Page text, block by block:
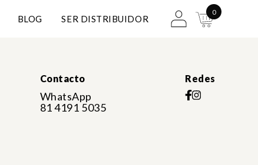
BLOG SER DISTRIBUIDOR
0
Contacto
WhatsApp
81 4191 5035
Redes